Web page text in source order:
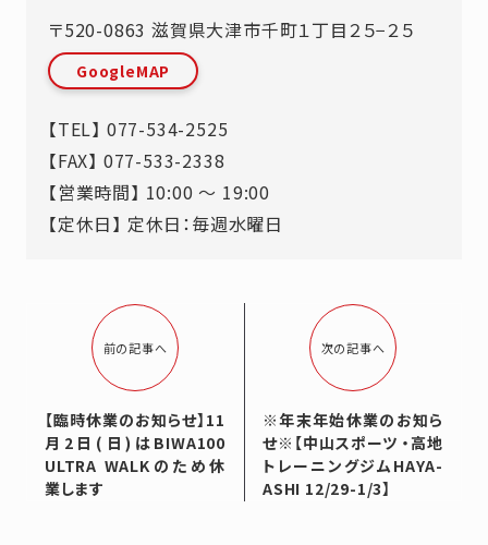
〒520-0863 滋賀県大津市千町１丁目２５−２５
GoogleMAP
【TEL】 077-534-2525
【FAX】 077-533-2338
【営業時間】 10:00 ～ 19:00
【定休日】 定休日：毎週水曜日
前の記事へ
【臨時休業のお知らせ】11
月2日(日)はBIWA100
ULTRA WALKのため休
業します
次の記事へ
※年末年始休業のお知ら
せ※【中山スポーツ ・高地
トレーニングジムHAYA-
ASHI 12/29-1/3】